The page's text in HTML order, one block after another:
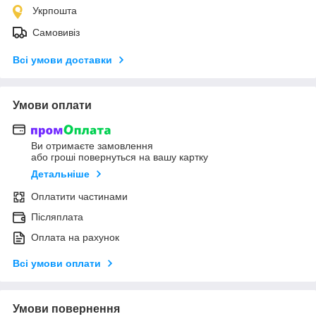
Укрпошта
Самовивіз
Всі умови доставки
Умови оплати
Ви отримаєте замовлення
або гроші повернуться на вашу картку
Детальніше
Оплатити частинами
Післяплата
Оплата на рахунок
Всі умови оплати
Умови повернення